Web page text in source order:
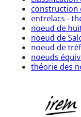
construction
entrelacs -
noeud de
noeud de
noeud de
noeuds
théorie des